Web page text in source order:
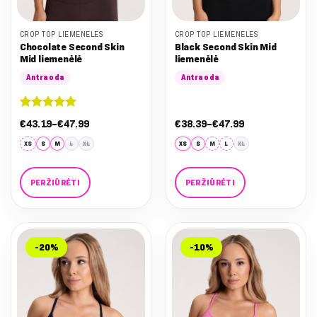
CROP TOP LIEMENĖLĖS
Chocolate Second Skin
Mid liemenėlė
Antra oda
Įvertinimas:
5iš 5
€43.19–€47.99
Nuo:
€43.19
iki
XS S M L XL
PERŽIŪRĖTI
has
multiple
variants.
options
may
CROP TOP LIEMENĖLĖS
Black Second Skin Mid
liemenėlė
Antra oda
€38.39–€47.99
Nuo:
€38.39
iki
XS S M L XL
PERŽIŪRĖTI
has
multiple
variants.
options
may
-20% -10%